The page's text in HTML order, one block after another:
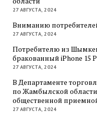
27 АВГУСТА, 2024
Вниманию
27 АВГУСТА, 2024
Потребителю из
бракованный iPhone 15
27 АВГУСТА, 2024
В Департаменте
по Жамбылской
общественной
27 АВГУСТА, 2024